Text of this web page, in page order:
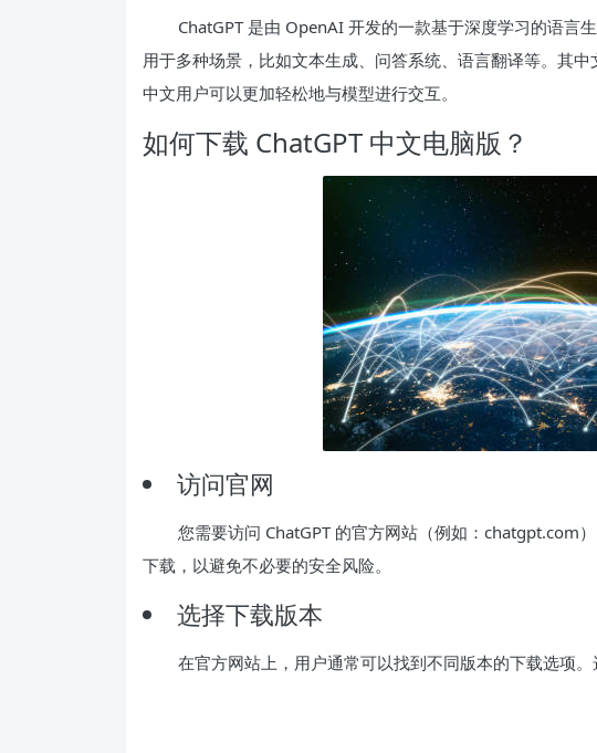
ChatGPT 是由 OpenAI 开发的一款基于深度学习的语言
用于多种场景，比如文本生成、问答系统、语言翻译等。其
中文用户可以更加轻松地与模型进行交互。
如何下载 ChatGPT 中文电脑版？
访问官网
您需要访问 ChatGPT 的官方网站（例如：chatgpt.com
下载，以避免不必要的安全风险。
选择下载版本
在官方网站上，用户通常可以找到不同版本的下载选项。